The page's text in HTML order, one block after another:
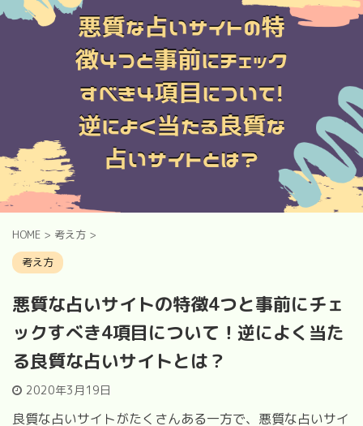
HOME > 考え方 >
考え方
悪質な占いサイトの特徴4つと事前にチェ
ックすべき4項目について！逆によく当た
る良質な占いサイトとは？
2020年3月19日
良質な占いサイトがたくさんある一方で、悪質な占いサイ